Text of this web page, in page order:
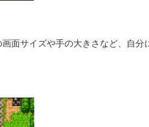
面サイズや手の大きさなど、自